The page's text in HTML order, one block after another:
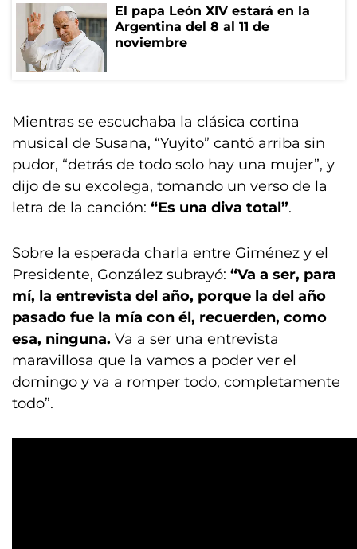
El papa León XIV estará en la
Argentina del 8 al 11 de
noviembre
Mientras se escuchaba la clásica cortina
musical de Susana, “Yuyito” cantó arriba sin
pudor, “detrás de todo solo hay una mujer”, y
dijo de su excolega, tomando un verso de la
letra de la canción: “Es una diva total”.
Sobre la esperada charla entre Giménez y el
Presidente, González subrayó: “Va a ser, para
mí, la entrevista del año, porque la del año
pasado fue la mía con él, recuerden, como
esa, ninguna. Va a ser una entrevista
maravillosa que la vamos a poder ver el
domingo y va a romper todo, completamente
todo”.